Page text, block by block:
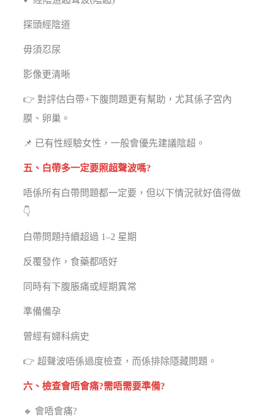
探頭經陰道
毋須忍尿
影像更清晰
👉 對評估白帶+下腹問題更有幫助，尤其係子宮內
膜、卵巢。
📌 已有性經驗女性，一般會優先建議陰超。
五、白帶多一定要照超聲波嗎?
唔係所有白帶問題都一定要，但以下情況就好值得做
👇
白帶問題持續超過 1–2 星期
反覆發作，食藥都唔好
同時有下腹脹痛或經期異常
準備備孕
曾經有婦科病史
👉 超聲波唔係過度檢查，而係排除隱藏問題。
六、檢查會唔會痛?需唔需要準備?
🔸 會唔會痛?